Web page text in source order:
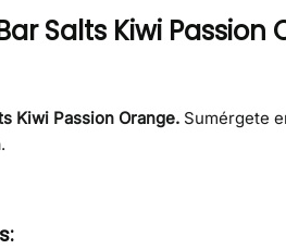
Salts Kiwi Passion
Kiwi Passion Orange. Sumérgete